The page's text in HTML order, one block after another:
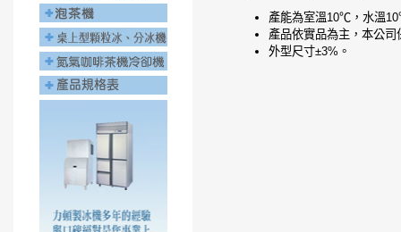
產能為室溫10℃，水溫
產品依實品為主，本公
外型尺寸±3%。